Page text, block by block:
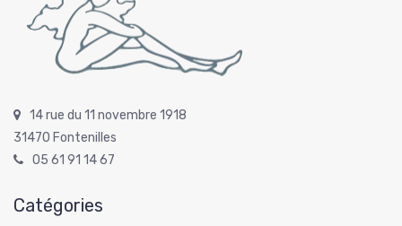
14 rue du 11 novembre 1918
31470 Fontenilles
05 61 91 14 67
Catégories